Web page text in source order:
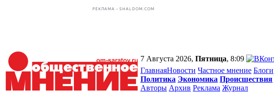
РЕКЛАМА • SHALDOM.COM
7 Августа 2026, Пятница, 8:09
ГлавнаяНовости Частное мнение Блоги
Политика Экономика Происшествия
Авторы Архив Реклама Журнал